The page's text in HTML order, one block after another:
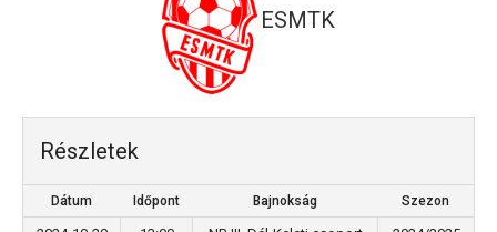
ESMTK
Részletek
Dátum Időpont Bajnokság Szezon